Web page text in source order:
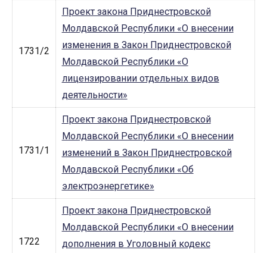
1731/2
Проект закона Приднестровской
Молдавской Республики «О внесении
изменения в Закон Приднестровской
Молдавской Республики «О
лицензировании отдельных видов
деятельности»
1731/1
Проект закона Приднестровской
Молдавской Республики «О внесении
изменений в Закон Приднестровской
Молдавской Республики «Об
электроэнергетике»
1722
Проект закона Приднестровской
Молдавской Республики «О внесении
дополнения в Уголовный кодекс